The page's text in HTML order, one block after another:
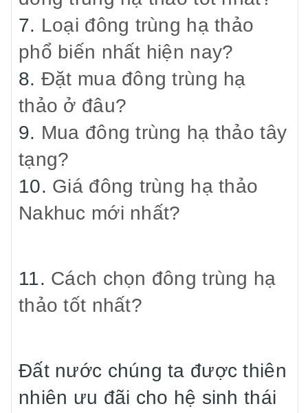
7. Loại đông trùng hạ thảo
phổ biến nhất hiện nay?
8. Đặt mua đông trùng hạ
thảo ở đâu?
9. Mua đông trùng hạ thảo tây
tạng?
10. Giá đông trùng hạ thảo
Nakhuc mới nhất?
11. Cách chọn đông trùng hạ
thảo tốt nhất?
Đất nước chúng ta được thiên
nhiên ưu đãi cho hệ sinh thái